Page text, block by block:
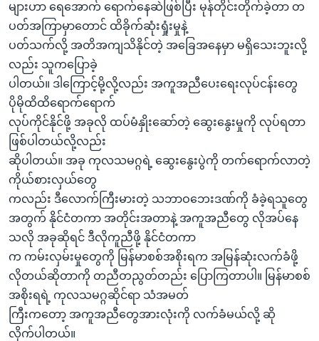
များဟာ ရေအောက် ရောက်နေဆဲဖြစ်ပြီး မုန်တိုင်းတိုက်ခဲ့တာ တ
ပတ်အကြာမှာတောင် ထိခိုက်ဆုံးရှုံးမှုနဲ့
ပတ်သက်လို့ အတိအကျသိနိုင်တဲ့ အခြေအနေမှာ မရှိသေးဘူးလို့
လည်း သူကပြောခဲ့
ပါတယ်။ ဒါကြောင့်မို့လို့လည်း အကူအညီပေးရေးလုပ်ငန်းတွေ
ပိုမိုထိထိရောက်ရောက်
လုပ်ကိုင်နိုင်ဖို့ အခုလို ထပ်မံနှိုးဆော်တဲ့ ဆွေးနွေးမှုကို လုပ်ရတာ
ဖြစ်ပါတယ်လို့လည်း
ဆိုပါတယ်။ အခု ကုလသမဂ္ဂရဲ့ ဆွေးနွေးပွဲကို တက်ရောက်လာတဲ့
ကိုယ်စားလှယ်တွေ
ကလည်း ဒီလောက်ကြီးမားတဲ့ သဘာဝဘေးဒဏ်ကို ခံခဲ့ရသူတွေ
အတွက် နိုင်ငံတကာ အတိုင်းအတာနဲ့ အကူအညီတွေ လိုအပ်နေ
သလို အခုဆိုရင် ဒီလိုကူညီဖို့ နိုင်ငံတကာ
က ကမ်းလှမ်းမှုတွေကို မြန်မာစစ်အစိုးရက အမြန်ဆုံးလက်ခံဖို့
လိုတယ်ဆိုတာကို တညီတညွတ်တည်း ပြောကြတာပါ။ မြန်မာစစ်
အစိုးရရဲ့ ကုလသမဂ္ဂဆိုင်ရာ သံအမတ်
ကြီးကတော့ အကူအညီတွေအားလုံးကို လက်ခံမယ်လို့ ဆို
လိုက်ပါတယ်။